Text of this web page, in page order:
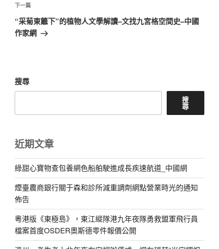
覽
文
章
下
一
篇
下一篇
“采菊東籬下”的植物人文學解讀–文找九宮格空間史–中國
作家網
搜尋
搜
尋
近期文章
綠甜心寶物查包養網色船舶駛進成長疾速航道_中國網
煙臺農商銀行關于森和診所減重調劑網點營業時光的通知
佈告
粵港版《東極島》，東江縱隊港九年夜隊勇救盟軍飛行員
檔案首度OSDER奧斯德零件報價公開